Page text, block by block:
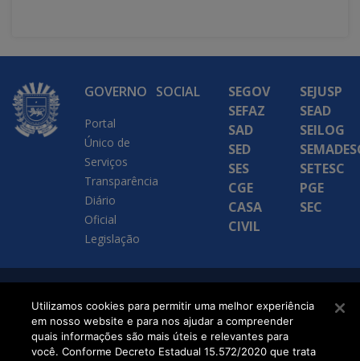
GOVERNO
Portal
Único de
Serviços
Transparência
Diário
Oficial
Legislação
SOCIAL
SEGOV
SEFAZ
SAD
SED
SES
CGE
CASA
CIVIL
SEJUSP
SEAD
SEILOG
SETESC
PGE
SEC
SETDIG | Secretaria-
Executiva de
Transformação Digital
Utilizamos cookies para permitir uma melhor experiência
em nosso website e para nos ajudar a compreender
quais informações são mais úteis e relevantes para
você. Conforme Decreto Estadual 15.572/2020 que trata